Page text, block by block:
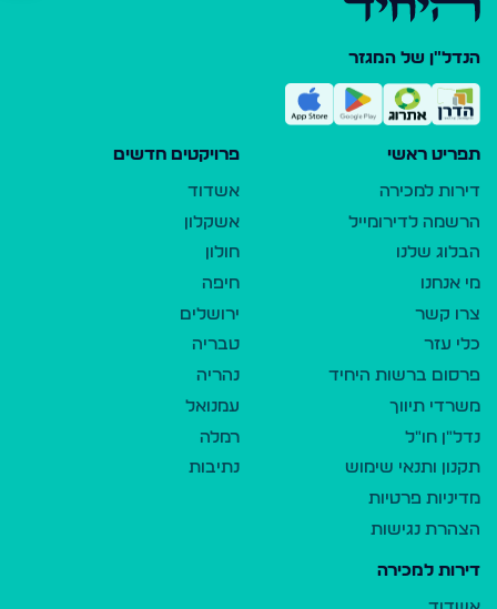
הנדל"ן של המגזר
תפריט ראשי
דירות למכירה
הרשמה לדירומייל
הבלוג שלנו
מי אנחנו
צרו קשר
כלי עזר
פרסום ברשות היחיד
משרדי תיווך
נדל"ן חו"ל
תקנון ותנאי שימוש
מדיניות פרטיות
הצהרת נגישות
פרויקטים חדשים
אשדוד
אשקלון
חולון
חיפה
ירושלים
טבריה
נהריה
עמנואל
רמלה
נתיבות
דירות למכירה